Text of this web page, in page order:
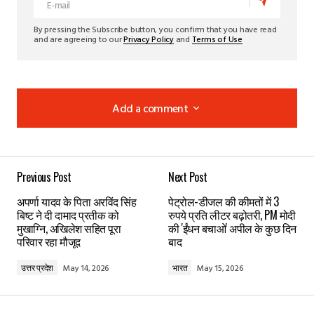
By pressing the Subscribe button, you confirm that you have read
and are agreeing to ourPrivacy Policyand Terms of Use
Add a comment
Add a comment
fields are marked*
Comment
Previous Post
अपर्णा यादव के पिता अरविंद सिंह
बिष्ट ने दी दामाद प्रतीक को
मुखाग्नि, अखिलेश सहित पूरा
परिवार रहा मौजूद
उत्तर प्रदेश May 14, 2026
Next Post
पेट्रोल-डीजल की कीमतों में 3
रुपये प्रति लीटर बढ़ोतरी, PM मोदी
की 'ईंधन बचाओ' अपील के कुछ दिन
बाद
भारत May 15, 2026